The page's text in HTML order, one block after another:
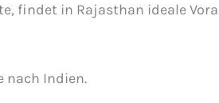
findet in Rajasthan ideale
nach Indien.